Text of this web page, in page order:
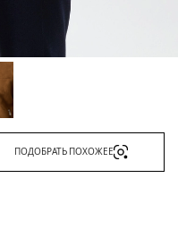
ПОДОБРАТЬ ПОХОЖЕЕ